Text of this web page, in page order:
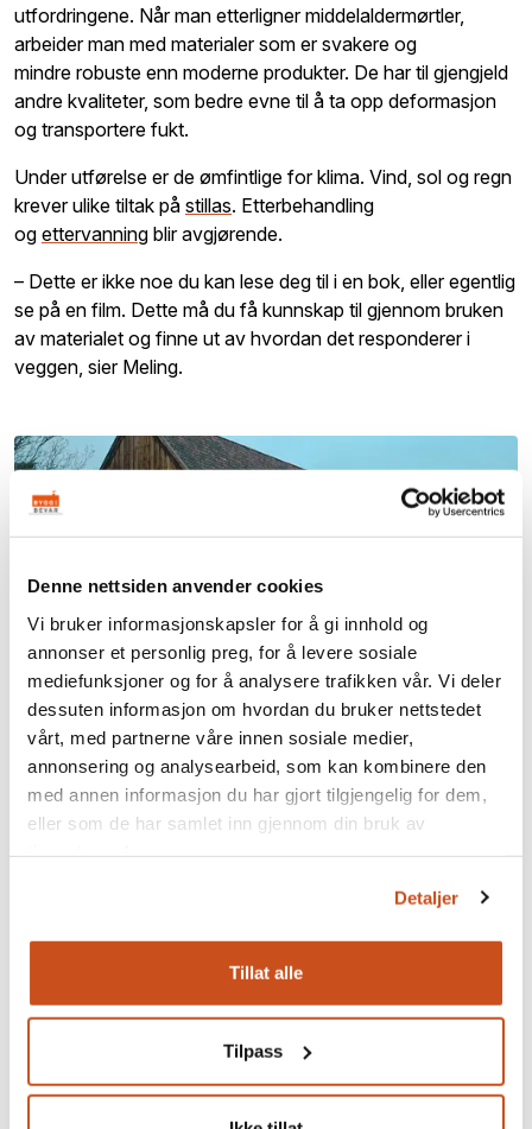
Denne nettsiden anvender cookies
Vi bruker informasjonskapsler for å gi innhold og
annonser et personlig preg, for å levere sosiale
mediefunksjoner og for å analysere trafikken vår. Vi deler
dessuten informasjon om hvordan du bruker nettstedet
vårt, med partnerne våre innen sosiale medier,
annonsering og analysearbeid, som kan kombinere den
med annen informasjon du har gjort tilgjengelig for dem,
eller som de har samlet inn gjennom din bruk av
Detaljer
Tillat alle
Tilpass
utfordringene. Når man etterligner middelaldermørtler,
arbeider man med materialer som er svakere og
mindre robuste enn moderne produkter. De har til gjengjeld
andre kvaliteter, som bedre evne til å ta opp deformasjon
og transportere fukt.
Under utførelse er de ømfintlige for klima. Vind, sol og regn
krever ulike tiltak på stillas. Etterbehandling
og ettervanning blir avgjørende.
– Dette er ikke noe du kan lese deg til i en bok, eller egentlig
se på en film. Dette må du få kunnskap til gjennom bruken
av materialet og finne ut av hvordan det responderer i
veggen, sier Meling.
Kalkmørtel - hva og hvorfor?
I rehabiliteringssammenheng brukes kalkmørtel
fremfor sementbasert mørtel. Er bygningen fra
benyttes noe annet enn kalkbaserte produkter. Men
hvordan ser man forskjellen mellom kalk og
sementbaserte mørtler?
Kalkmørtel - hva og hvorfor?